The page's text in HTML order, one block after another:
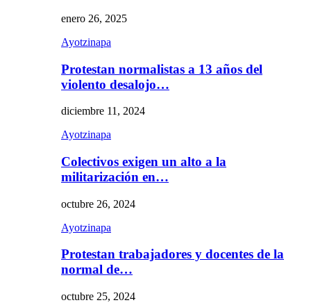
enero 26, 2025
Ayotzinapa
Protestan normalistas a 13 años del
violento desalojo…
diciembre 11, 2024
Ayotzinapa
Colectivos exigen un alto a la
militarización en…
octubre 26, 2024
Ayotzinapa
Protestan trabajadores y docentes de la
normal de…
octubre 25, 2024